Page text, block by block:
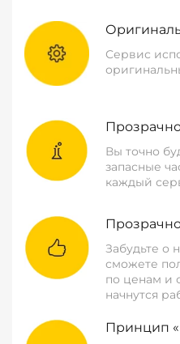
Сервис
Вы точно
запасные
каждый
Забудьте о
сможете
по ценам и
начнутся
Принцип